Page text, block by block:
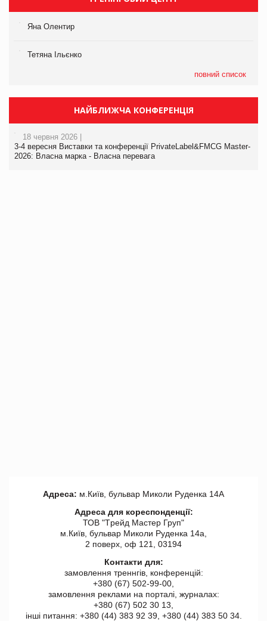
Яна Олентир
Тетяна Ільєнко
повний список
НАЙБЛИЖЧА КОНФЕРЕНЦІЯ
18 червня 2026 |
3-4 вересня Виставки та конференції PrivateLabel&FMCG Master-
2026: Власна марка - Власна перевага
Адреса: м.Київ, бульвар Миколи Руденка 14А
Адреса для кореспонденції:
ТОВ "Tрейд Мастер Груп"
м.Київ, бульвар Миколи Руденка 14а,
2 поверх, оф 121, 03194
Контакти для:
замовлення треннгів, конференцій:
+380 (67) 502-99-00,
замовлення реклами на порталі, журналах:
+380 (67) 502 30 13,
інші питання: +380 (44) 383 92 39, +380 (44) 383 50 34.